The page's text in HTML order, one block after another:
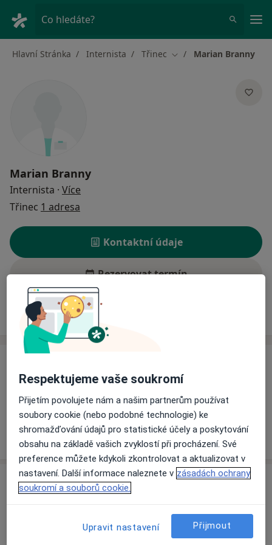
Co hledáte?
Hlavní Stránka Internista Třinec Změna města
Marian Branny
Marian Branny
Internista · Více
Třinec 1 adresa
Kontaktní údaje
Rezervovat termín
Ceník
Informace o službách a cenách nejsou k dispozici
Tento specialista ještě nepřidával žádné informace o
svých službách.
Adresa
Konská 453, Třinec739 61
Respektujeme vaše soukromí
Přijetím povolujete nám a našim partnerům používat
soubory cookie (nebo podobné technologie) ke
shromažďování údajů pro statistické účely a poskytování
obsahu na základě vašich zvyklostí při procházení. Své
preference můžete kdykoli zkontrolovat a aktualizovat v
nastavení. Další informace naleznete v zásadách ochrany
soukromí a souborů cookie.
Upravit nastavení Přijmout